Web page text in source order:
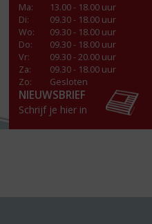
Ma:
13.00 - 18.00 uur
Di:
09.30 - 18.00 uur
Wo:
09.30 - 18.00 uur
Do:
09.30 - 18.00 uur
Vr:
09.30 - 20.00 uur
Za:
09.30 - 18.00 uur
Zo:
Gesloten
NIEUWSBRIEF
Schrijf je hier in